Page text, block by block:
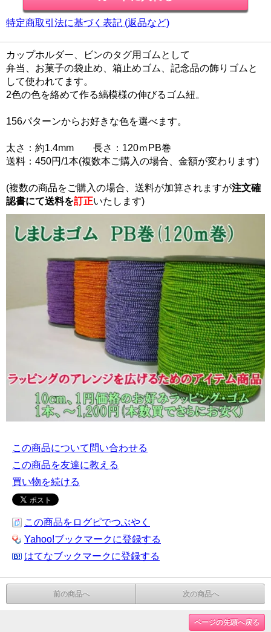
特定商取引法に基づく表記 (返品など)
カップホルダー、ビンのタグ用ゴムとして
弁当、お菓子の袋止め、箱止めゴム、記念品の飾りゴムと
して使われてます。
2色の色を絡めて作る縞模様の伸びるゴム紐。
156パターンからお好きな色を選べます。
太さ：約1.4mm 長さ：120ｍPB巻
送料：450円/1本(複数本ご購入の場合、金額が変わります)
(複数の商品をご購入の場合、送料が加算されますが注文確
認書にて送料を訂正いたします)
この商品について問い合わせる
この商品を友達に教える
買い物を続ける
この商品をログピでつぶやく
Yahoo!ブックマークに登録する
はてなブックマークに登録する
前の商品へ 次の商品へ
ページの先頭へ戻る